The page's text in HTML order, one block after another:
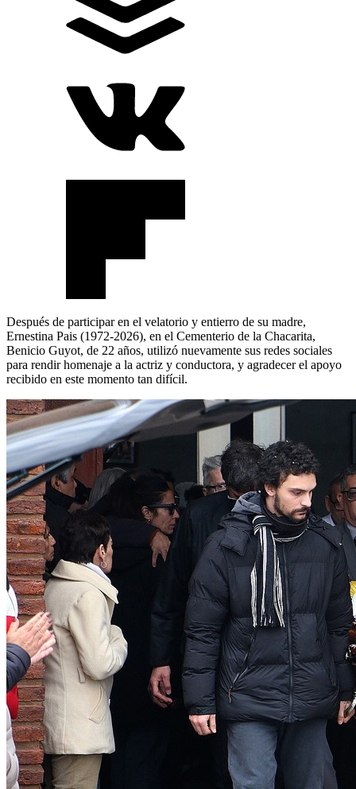
Después de participar en el velatorio y entierro de su madre,
Ernestina Pais (1972-2026), en el Cementerio de la Chacarita,
Benicio Guyot, de 22 años, utilizó nuevamente sus redes sociales
para rendir homenaje a la actriz y conductora, y agradecer el apoyo
recibido en este momento tan difícil.